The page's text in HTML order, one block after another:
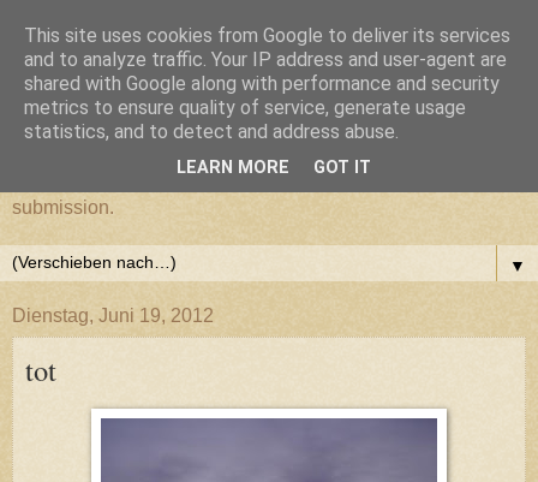
cultural submission
Ein Grazer Samurai befreit sich von seiner kulturellen
submission.
▼
Dienstag, Juni 19, 2012
tot
This site uses cookies from Google to deliver its services
and to analyze traffic. Your IP address and user-agent are
shared with Google along with performance and security
metrics to ensure quality of service, generate usage
statistics, and to detect and address abuse.
LEARN MORE GOT IT